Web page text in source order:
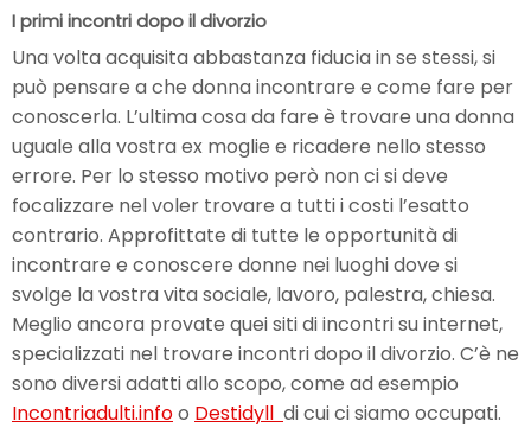
I primi incontri dopo il divorzio
Una volta acquisita abbastanza fiducia in se stessi, si
può pensare a che donna incontrare e come fare per
conoscerla. L’ultima cosa da fare è trovare una donna
uguale alla vostra ex moglie e ricadere nello stesso
errore. Per lo stesso motivo però non ci si deve
focalizzare nel voler trovare a tutti i costi l’esatto
contrario. Approfittate di tutte le opportunità di
incontrare e conoscere donne nei luoghi dove si
svolge la vostra vita sociale, lavoro, palestra, chiesa.
Meglio ancora provate quei siti di incontri su internet,
specializzati nel trovare incontri dopo il divorzio. C’è ne
sono diversi adatti allo scopo, come ad esempio
Incontriadulti.infoo Destidyll di cui ci siamo occupati.